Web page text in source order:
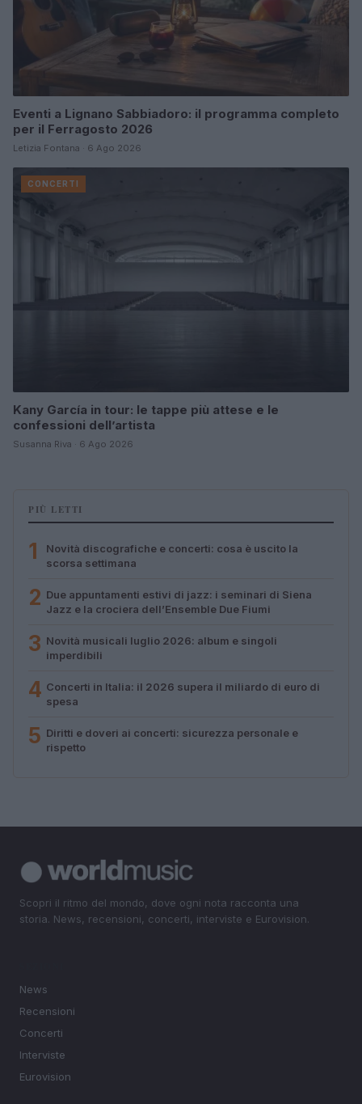
Eventi a Lignano Sabbiadoro: il programma completo
per il Ferragosto 2026
Letizia Fontana · 6 Ago 2026
CONCERTI
Kany García in tour: le tappe più attese e le
confessioni dell’artista
Susanna Riva · 6 Ago 2026
PIÙ LETTI
1
Novità discografiche e concerti: cosa è uscito la
scorsa settimana
2 Due appuntamenti estivi di jazz: i seminari di Siena
Jazz e la crociera dell’Ensemble Due Fiumi
3 Novità musicali luglio 2026: album e singoli
imperdibili
4 Concerti in Italia: il 2026 supera il miliardo di euro di
spesa
5 Diritti e doveri ai concerti: sicurezza personale e
rispetto
Scopri il ritmo del mondo, dove ogni nota racconta una
storia. News, recensioni, concerti, interviste e Eurovision.
News
Recensioni
Concerti
Interviste
Eurovision